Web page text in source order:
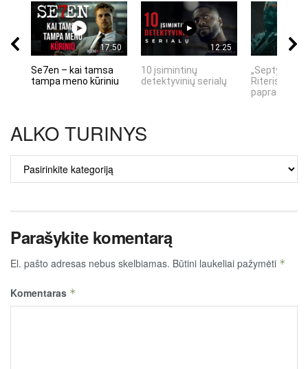
17:50
Se7en – kai tamsa
tampa meno kūriniu
12:25
10 įsimintinų
detektyvinių serialų
„Septynių
Riteris" – kai
ALKO TURINYS
TURINYS
Parašykite komentarą
El. pašto adresas nebus skelbiamas. Būtini laukeliai pažymėti *
Komentaras *